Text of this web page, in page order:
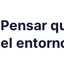
Pensar
el